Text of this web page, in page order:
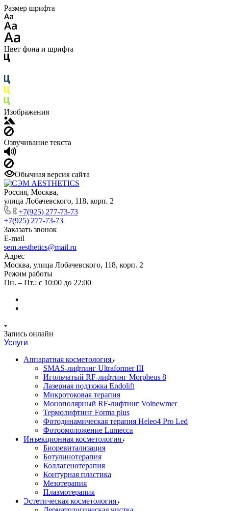
Размер шрифта
Цвет фона и шрифта
Изображения
Озвучивание текста
Обычная версия сайта
Россия, Москва,
улица Лобачевского, 118, корп. 2
+7(925) 277-73-73
+7(925) 277-73-73
Заказать звонок
E-mail
sem.aesthetics@mail.ru
Адрес
Москва, улица Лобачевского, 118, корп. 2
Режим работы
Пн. – Пт.: с 10:00 до 22:00
Запись онлайн
Услуги
Аппаратная косметология
SMAS-лифтинг Ultraformer III
Игольчатый RF-лифтинг Morpheus 8
Лазерная подтяжка Endolift
Микротоковая терапия
Монополярный RF-лифтинг Volnewmer
Термолифтинг Forma plus
Фотодинамическая терапия Heleo4 Pro Led
Фотоомоложение Lumecca
Инъекционная косметология
Биоревитализация
Ботулинотерапия
Коллагенотерапия
Контурная пластика
Мезотерапия
Плазмотерапия
Эстетическая косметология